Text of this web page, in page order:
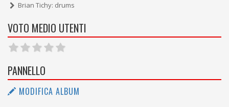
Brian Tichy: drums
VOTO MEDIO UTENTI
PANNELLO
MODIFICA ALBUM